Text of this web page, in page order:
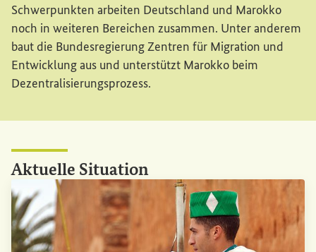
Schwerpunkten arbeiten Deutschland und Marokko
noch in weiteren Bereichen zusammen. Unter anderem
baut die Bundesregierung Zentren für Migration und
Entwicklung aus und unterstützt Marokko beim
Dezentralisierungsprozess.
Aktuelle Situation